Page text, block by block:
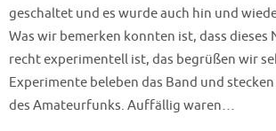
geschaltet und es wurde auch hin und
Was wir bemerken konnten ist, dass dieses
recht experimentell ist, das begrüßen wir
Experimente beleben das Band und
des Amateurfunks. Auffällig waren…